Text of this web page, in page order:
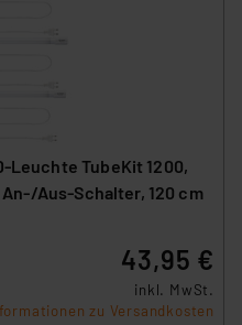
Leuchte TubeKit 1200,
Aus-Schalter, 120 cm
43,95 €
inkl. MwSt.
zu Versandkosten